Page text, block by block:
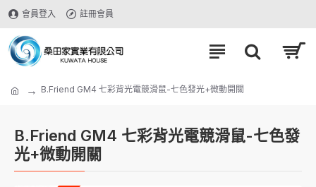
會員登入 註冊會員
B.Friend GM4 七彩背光電競滑鼠-七色發光+微動開關
B.Friend GM4 七彩背光電競滑鼠-七色發
光+微動開關